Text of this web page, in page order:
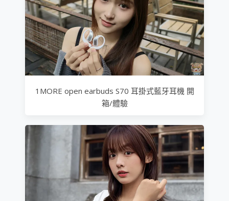
1MORE open earbuds S70 耳掛式藍牙耳機 開
箱/體驗